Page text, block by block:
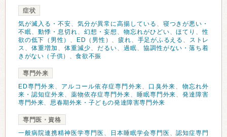
症状
気が滅入る・不安、 気分が異常に高揚している 、 寝つきが悪い・
不眠、 動悸・息切れ、 幻想・妄想 、 物忘れがひどい、ほてり 、性
欲の低下（男性） 、 ED（男性） 、疲れ、 手足がふるえる 、 ストレ
ス 、 体重増加 、 体重減少、 だるい、 過眠、 協調性がない・落ち着
きがない（子供） 、食欲不振
専門外来
ED専門外来、 アルコール依存症専門外来、 口臭外来、 物忘れ外
来・認知症外来、 薬物依存症専門外来、 睡眠専門外来、発達障害
専門外来、思春期外来・子どもの発達障害専門外来
専門医・資格
一般病院連携精神医学専門医 、 日本睡眠学会専門医 、認知症専門